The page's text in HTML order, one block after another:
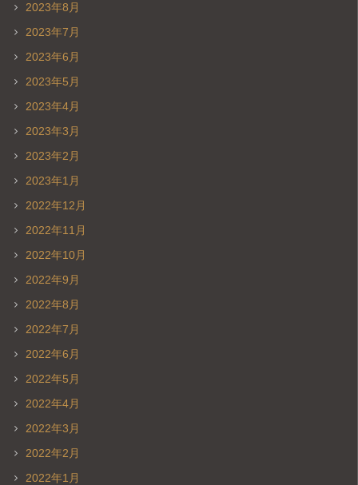
2023年8月
2023年7月
2023年6月
2023年5月
2023年4月
2023年3月
2023年2月
2023年1月
2022年12月
2022年11月
2022年10月
2022年9月
2022年8月
2022年7月
2022年6月
2022年5月
2022年4月
2022年3月
2022年2月
2022年1月